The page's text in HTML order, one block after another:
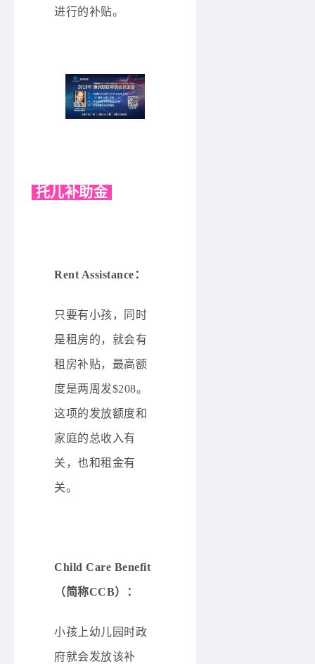
进行的补贴。
托儿补助金
Rent Assistance：
只要有小孩，同时
是租房的，就会有
租房补贴，最高额
度是两周发$208。
这项的发放额度和
家庭的总收入有
关，也和租金有
关。
Child Care Benefit
（简称CCB）：
小孩上幼儿园时政
府就会发放该补